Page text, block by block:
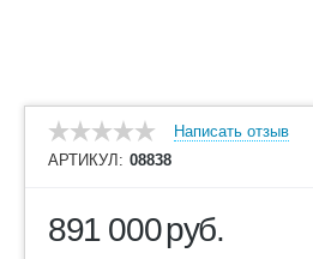
Написать отзыв
АРТИКУЛ: 08838
891 000руб.